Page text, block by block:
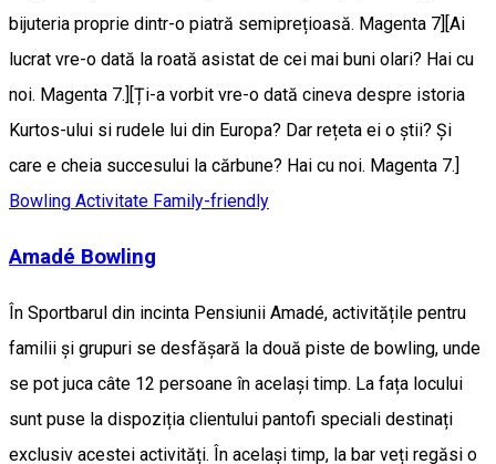
bijuteria proprie dintr-o piatră semiprețioasă. Magenta 7][Ai
lucrat vre-o dată la roată asistat de cei mai buni olari? Hai cu
noi. Magenta 7.][Ți-a vorbit vre-o dată cineva despre istoria
Kurtos-ului si rudele lui din Europa? Dar rețeta ei o știi? Și
care e cheia succesului la cărbune? Hai cu noi. Magenta 7.]
Bowling Activitate Family-friendly
Amadé Bowling
În Sportbarul din incinta Pensiunii Amadé, activitățile pentru
familii și grupuri se desfășară la două piste de bowling, unde
se pot juca câte 12 persoane în același timp. La fața locului
sunt puse la dispoziția clientului pantofi speciali destinați
exclusiv acestei activități. În același timp, la bar veți regăsi o